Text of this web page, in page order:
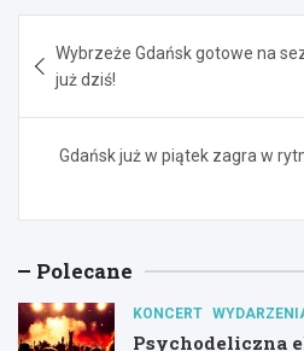
wpisu
Wybrzeże Gdańsk gotowe na
już dziś!
Gdańsk już w piątek zagra w
Polecane
KONCERT
Psychodeliczna